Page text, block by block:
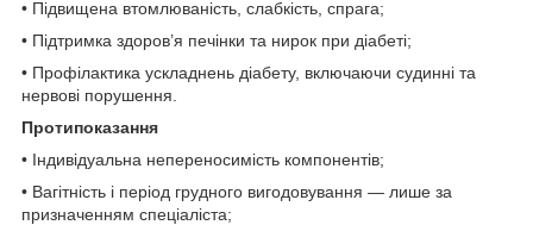
• Підвищена втомлюваність, слабкість, спрага;
• Підтримка здоров’я печінки та нирок при діабеті;
• Профілактика ускладнень діабету, включаючи судинні та
нервові порушення.
Протипоказання
• Індивідуальна непереносимість компонентів;
• Вагітність і період грудного вигодовування — лише за
призначенням спеціаліста;